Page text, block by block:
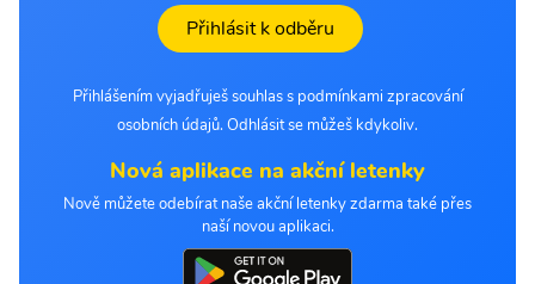
Přihlásit k odběru
Přihlášením vyjadřuješ souhlas s podmínkami zpracování
osobních údajů. Odhlásit se můžeš kdykoliv.
Nová aplikace na akční letenky
Nově můžete odebírat naše akční letenky zdarma také přes
naší novou aplikaci.